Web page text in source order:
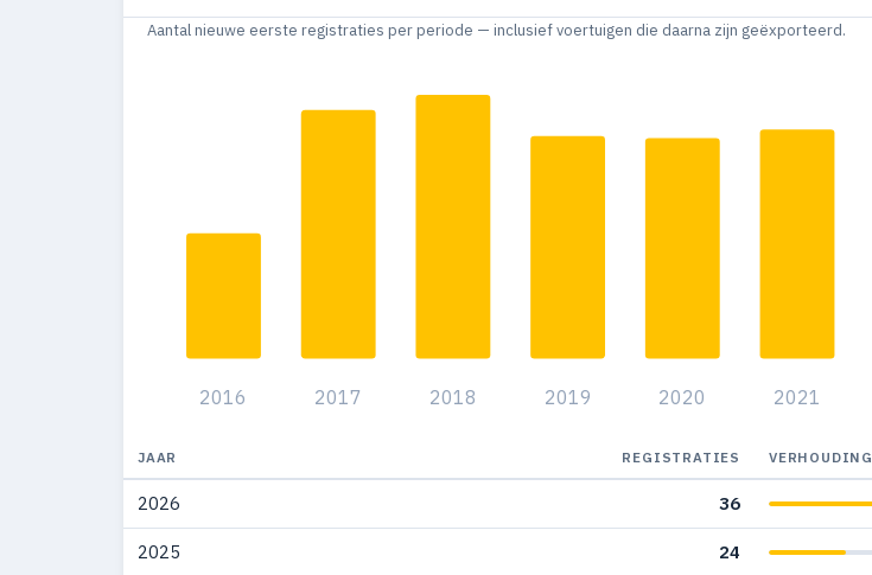
2015 53
21
2006
2005
2004
Aantal nieuwe eerste registraties per periode — inclusief voertuigen die daarna zijn geëxporteerd.
2016 2017 2018 2019 2020 2021
JAAR REGISTRATIES VERHOUDING
2026 36
2025 24